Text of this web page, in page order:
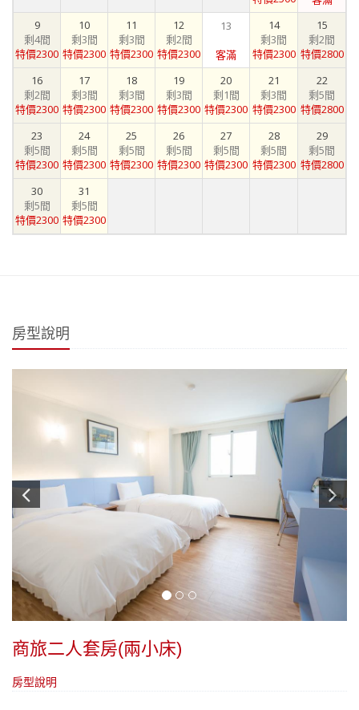
9
剩4間
特價2300
10
剩3間
特價2300
11
剩3間
特價2300
12
剩2間
特價2300
13
客滿
14
剩3間
特價2300
15
剩2間
特價2800
16
剩2間
特價2300
17
剩3間
特價2300
18
剩3間
特價2300
19
剩3間
特價2300
20
剩1間
特價2300
21
剩3間
特價2300
22
剩5間
特價2800
23
剩5間
特價2300
24
剩5間
特價2300
25
剩5間
特價2300
26
剩5間
特價2300
27
剩5間
特價2300
28
剩5間
特價2300
29
剩5間
特價2800
30
剩5間
特價2300
31
剩5間
特價2300
房型說明
商旅二人套房(兩小床)
房型說明